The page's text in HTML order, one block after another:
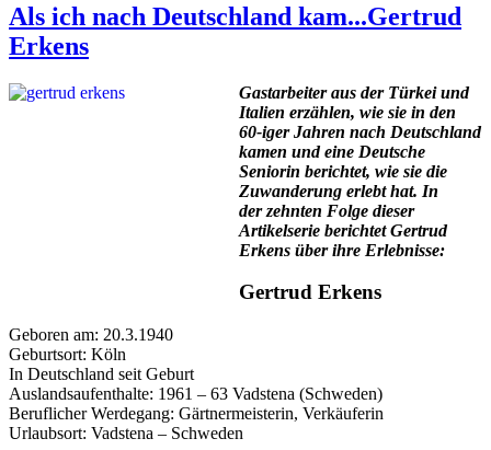
Als ich nach Deutschland kam...Gertrud
Erkens
Gastarbeiter aus der Türkei und
Italien erzählen, wie sie in den
60-iger Jahren nach Deutschland
kamen und eine Deutsche
Seniorin berichtet, wie sie die
Zuwanderung erlebt hat. In
der zehnten Folge dieser
Artikelserie berichtet Gertrud
Erkens über ihre Erlebnisse:
Gertrud Erkens
Geboren am: 20.3.1940
Geburtsort: Köln
In Deutschland seit Geburt
Auslandsaufenthalte: 1961 – 63 Vadstena (Schweden)
Beruflicher Werdegang: Gärtnermeisterin, Verkäuferin
Urlaubsort: Vadstena – Schweden